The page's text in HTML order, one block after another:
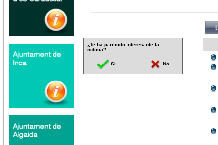
¿Te ha parecido interesante la
noticia?
Sí No